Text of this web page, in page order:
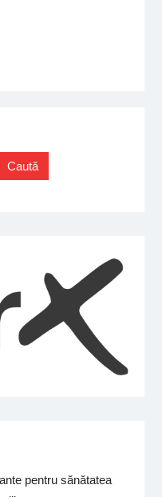
Caută
pentru sănătatea